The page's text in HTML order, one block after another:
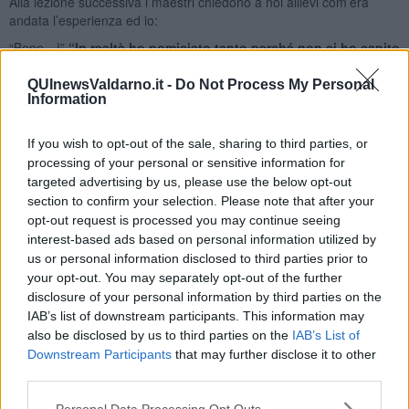
QUInewsValdarno.it - Do Not Process My Personal
Information
If you wish to opt-out of the sale, sharing to third parties, or
processing of your personal or sensitive information for
targeted advertising by us, please use the below opt-out
section to confirm your selection. Please note that after your
opt-out request is processed you may continue seeing
interest-based ads based on personal information utilized by
us or personal information disclosed to third parties prior to
your opt-out. You may separately opt-out of the further
disclosure of your personal information by third parties on the
IAB’s list of downstream participants. This information may
also be disclosed by us to third parties on the IAB’s List of
Downstream Participants that may further disclose it to other
andata l’esperienza ed io:
“Bene…!”“In realtà ho pomiciato tanto perché non ci ho capito
Sono tornata altre volte a ballare ma non avevo più rivisto il mio
Dopo tre anni circa un pomeriggio la mia amica Teresa mi propone
di andare in una milonga particolare per noi poiché non era nella
nostra zona ed entusiasta per la novità, organizziamo la
spedizione.
Locale molto piccolo, carino con luci soffuse più del solito e novità
della serata la“Tanda Rosa”.
Avevo già intravisto il mio primo ballerino che naturalmente non mi
ha riconosciuto e intraprendente più che mai vista la mia acquisita
esperienza, mi approccio nell’invito.
Magia del tango…
Riesco a percepire il suo respiro e i suoi passi prima ancora che li